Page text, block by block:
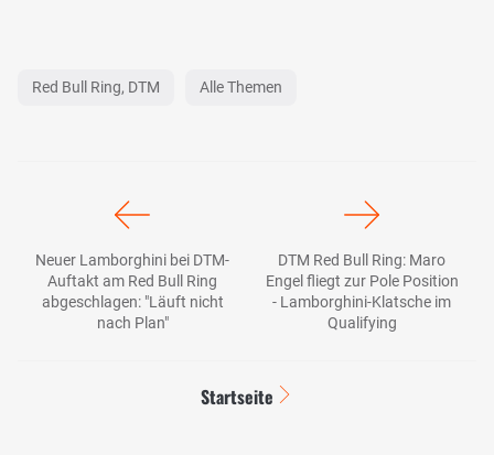
Red Bull Ring, DTM Alle Themen
Neuer Lamborghini bei DTM-
Auftakt am Red Bull Ring
abgeschlagen: "Läuft nicht
nach Plan"
DTM Red Bull Ring: Maro
Engel fliegt zur Pole Position
- Lamborghini-Klatsche im
Qualifying
Startseite